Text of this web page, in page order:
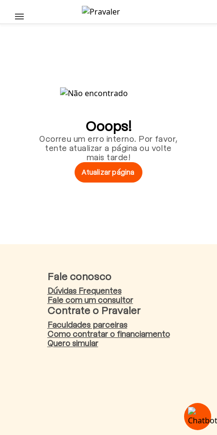
Pular para o conteúdo principal
Ooops!
Ocorreu um erro interno. Por favor,
tente atualizar a página ou volte
mais tarde!
Atualizar página
Fale conosco
Dúvidas Frequentes
Fale com um consultor
Contrate o Pravaler
Faculdades parceiras
Como contratar o financiamento
Quero simular